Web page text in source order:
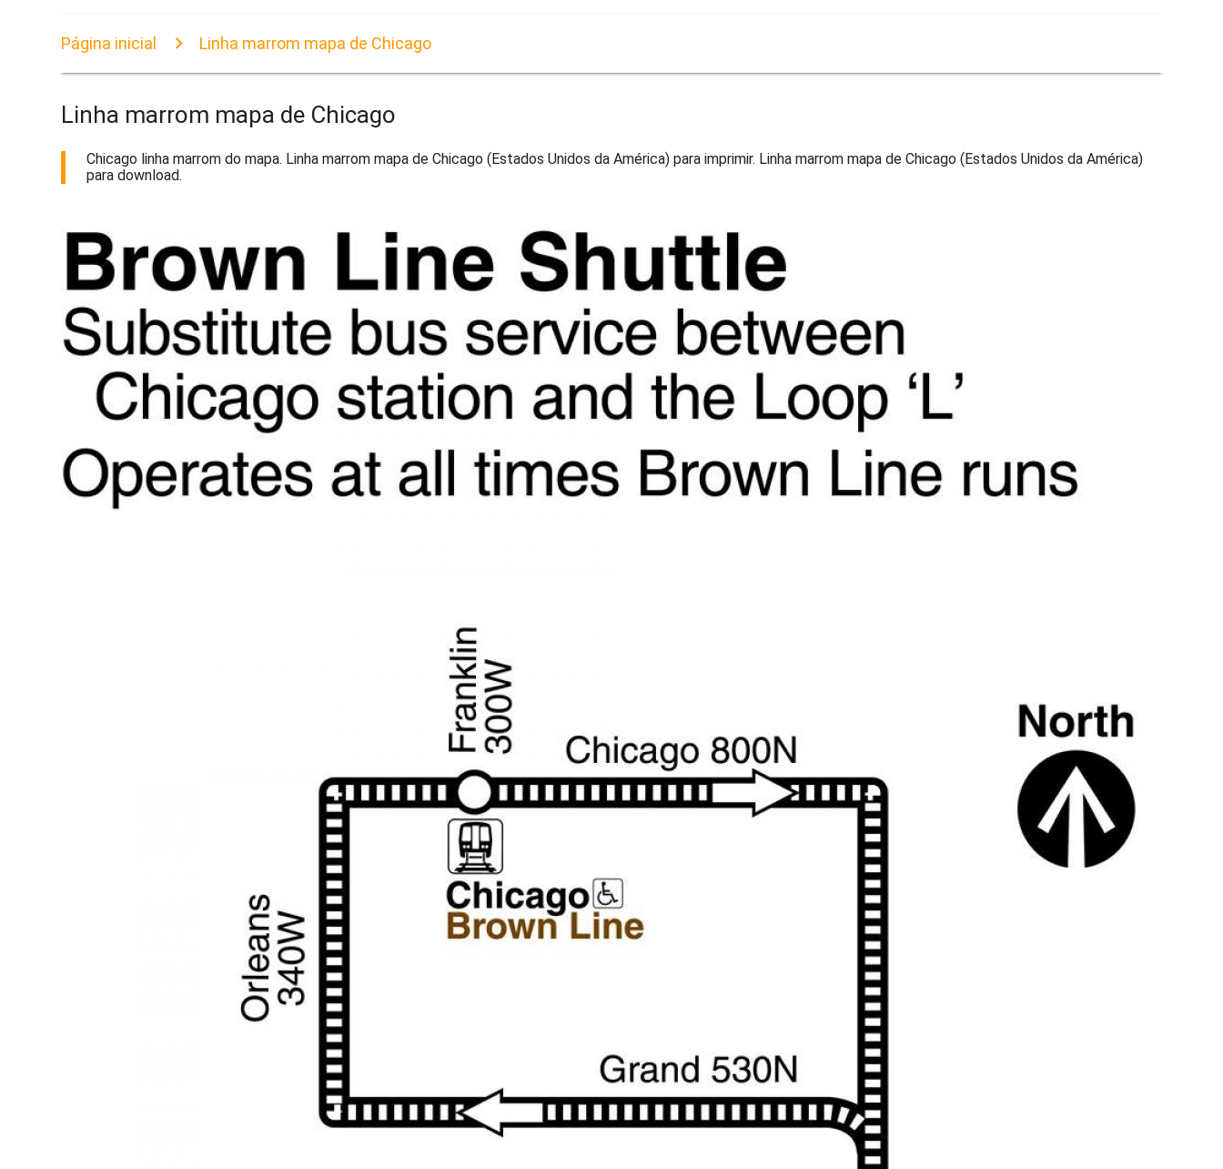
Página inicial Linha marrom mapa de Chicago
Linha marrom mapa de Chicago
Chicago linha marrom do mapa. Linha marrom mapa de Chicago (Estados Unidos da América) para imprimir. Linha marrom mapa de Chicago (Estados Unidos da América)
para download.